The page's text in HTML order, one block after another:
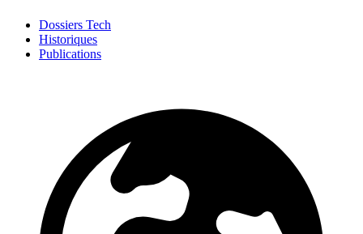
Dossiers Tech
Historiques
Publications